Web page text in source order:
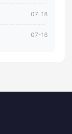
07-18
07-16